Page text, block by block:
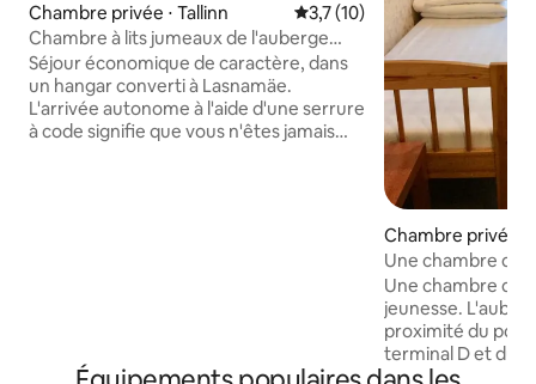
Chambre privée ⋅ Tallinn Évaluation moyenne sur la
3,7 (10)
Chambre à lits jumeaux de l'auberge
Angaar
Séjour économique de caractère, dans
un hangar converti à Lasnamäe.
L'arrivée autonome à l'aide d'une serrure
à code signifie que vous n'êtes jamais
Chambre privée ⋅
Une chambre
jeunesse près du
Une chambre
jeunesse.
proximité du port.
terminal D et du
parfaite pour